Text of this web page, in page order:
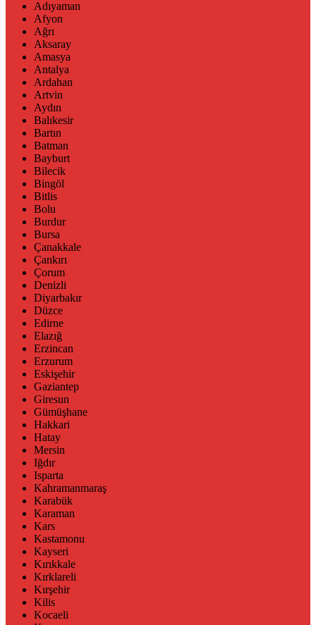
Adıyaman
Afyon
Ağrı
Aksaray
Amasya
Antalya
Ardahan
Artvin
Aydın
Balıkesir
Bartın
Batman
Bayburt
Bilecik
Bingöl
Bitlis
Bolu
Burdur
Bursa
Çanakkale
Çankırı
Çorum
Denizli
Diyarbakır
Düzce
Edirne
Elazığ
Erzincan
Erzurum
Eskişehir
Gaziantep
Giresun
Gümüşhane
Hakkari
Hatay
Mersin
Iğdır
Isparta
Kahramanmaraş
Karabük
Karaman
Kars
Kastamonu
Kayseri
Kırıkkale
Kırklareli
Kırşehir
Kilis
Kocaeli